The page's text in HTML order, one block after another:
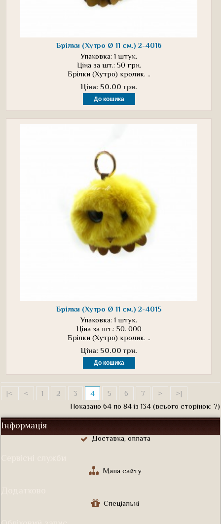
Брілки (Хутро Ø 11 см.) 2-4016
Упаковка: 1 штук.
Ціна за шт.: 50 грн.
Брілки (Хутро) кролик. ..
Ціна: 50.00 грн.
Брілки (Хутро Ø 11 см.) 2-4015
Упаковка: 1 штук.
Ціна за шт.: 50. 000
Брілки (Хутро) кролик. ..
Ціна: 50.00 грн.
|< < 1 2 3 4 5 6 7 >
>|
Показано 64 по 84 із 134 (всього сторінок: 7)
Інформація
Доставка, оплата
Мапа сайту
Спеціальні